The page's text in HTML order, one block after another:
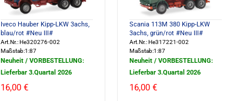
Iveco Hauber Kipp-LKW 3achs,
blau/rot #Neu III#
Art.Nr.: He320276-002
Maßstab:1:87
Neuheit / VORBESTELLUNG:
Lieferbar 3.Quartal 2026
16,00 €
Scania 113M 380 Kipp-LKW
3achs, grün/rot #Neu III#
Art.Nr.: He317221-002
Maßstab:1:87
Neuheit / VORBESTELLUNG:
Lieferbar 3.Quartal 2026
16,00 €